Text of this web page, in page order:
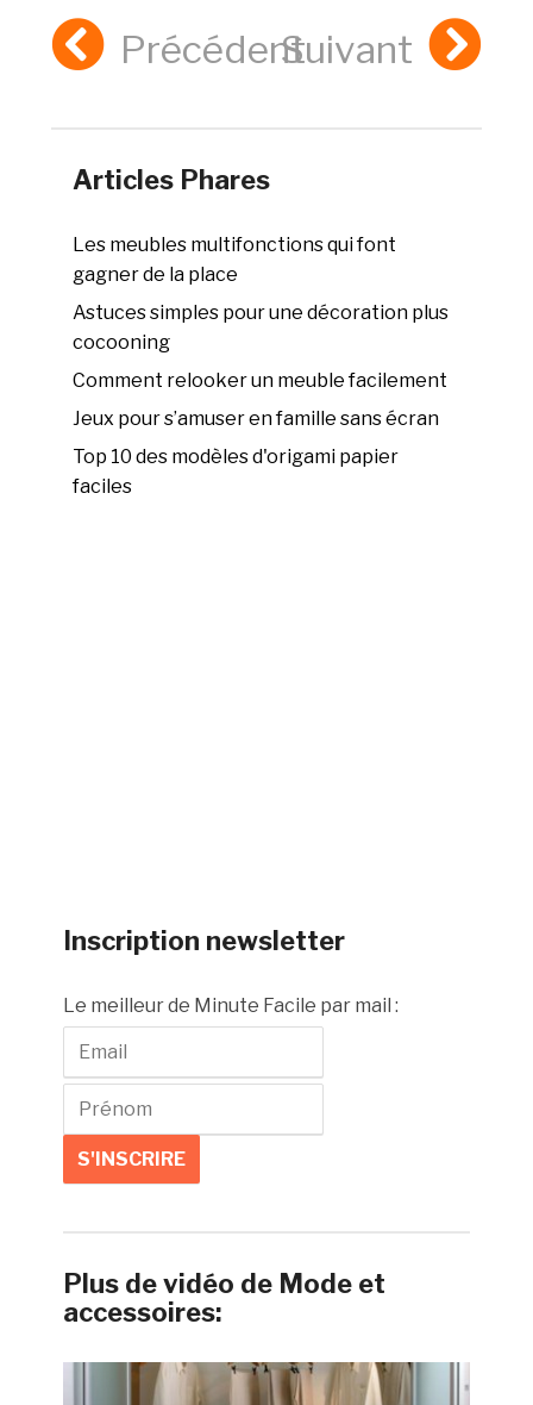
PrécédentSuivant
Articles Phares
Les meubles multifonctions qui font
gagner de la place
Astuces simples pour une décoration plus
cocooning
Comment relooker un meuble facilement
Jeux pour s’amuser en famille sans écran
Top 10 des modèles d'origami papier
faciles
Inscription newsletter
Le meilleur de Minute Facile par mail :
Plus de vidéo de Mode et
accessoires: